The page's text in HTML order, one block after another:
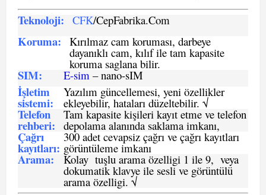
Teknoloji: CFK/CepFabrika.Com
Koruma: Kırılmaz cam koruması, darbeye
dayanıklı cam, kılıf ile tam kapasite
koruma saglana bilir.
SIM: E-sim – nano-sIM
İşletim
sistemi:
Yazılım güncellemesi, yeni özellikler
ekleyebilir, hataları düzeltebilir. √
Telefon
rehberi:
Tam kapasite kişileri kayıt etme ve telefon
depolama alanında saklama imkanı,
Çağrı
kayıtları:
300 adet cevapsiz çağrı ve çağrı kayıtları
görüntüleme imkanı
Arama: Kolay tuşlu arama özelligi 1 ile 9, veya
dokumatik klavye ile sesli ve görüntülü
arama özelligi. √